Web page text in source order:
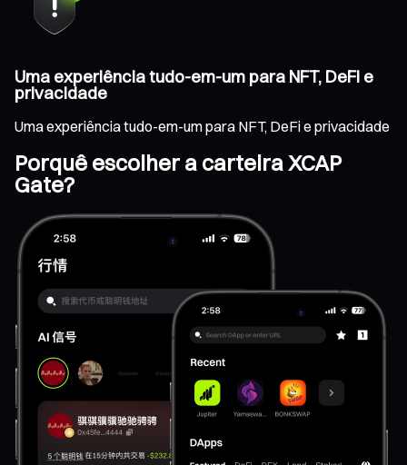
Uma experiência tudo-em-um para NFT, DeFi e
privacidade
Uma experiência tudo-em-um para NFT, DeFi e privacidade
Porquê escolher a carteira XCAP
Gate?